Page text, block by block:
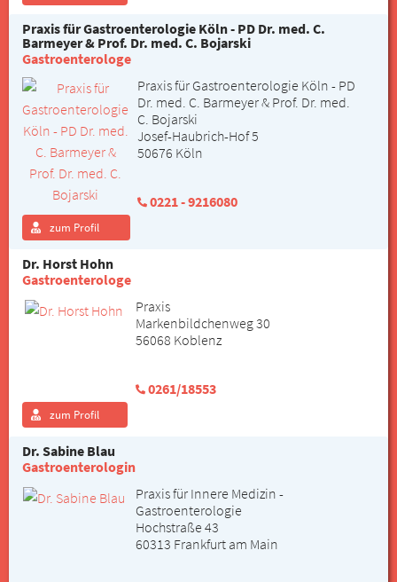
Praxis für Gastroenterologie Köln - PD Dr. med. C.
Barmeyer & Prof. Dr. med. C. Bojarski
Gastroenterologe
Praxis für Gastroenterologie Köln - PD
Dr. med. C. Barmeyer & Prof. Dr. med.
C. Bojarski
Josef-Haubrich-Hof 5
50676 Köln
0221 - 9216080
zum Profil
Dr. Horst Hohn
Gastroenterologe
Praxis
Markenbildchenweg 30
56068 Koblenz
0261/18553
zum Profil
Dr. Sabine Blau
Gastroenterologin
Praxis für Innere Medizin -
Gastroenterologie
Hochstraße 43
60313 Frankfurt am Main